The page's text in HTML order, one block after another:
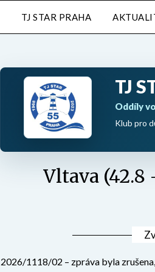
TJ STAR PRAHA
TJ
Oddíly
Klub pro
Vltava (42.8
2026/1118/02 – zpráva byla